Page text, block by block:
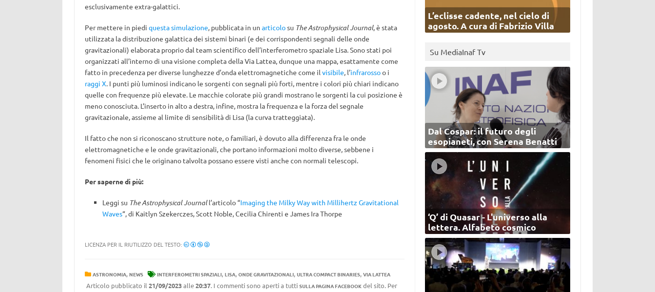
esclusivamente extra-galattici.
Per mettere in piedi questa simulazione, pubblicata in un articolosu The Astrophysical Journal, è stata
utilizzata la distribuzione galattica dei sistemi binari (e dei corrispondenti segnali delle onde
gravitazionali) elaborata proprio dal team scientifico dell’interferometro spaziale Lisa. Sono stati poi
organizzati all’interno di una visione completa della Via Lattea, dunque una mappa, esattamente come
fatto in precedenza per diverse lunghezze d’onda elettromagnetiche come il visibile, l’infrarossoo i
raggi X. I punti più luminosi indicano le sorgenti con segnali più forti, mentre i colori più chiari indicano
quelle con frequenze più elevate. Le macchie colorate più grandi mostrano le sorgenti la cui posizione è
meno conosciuta. L’inserto in alto a destra, infine, mostra la frequenza e la forza del segnale
gravitazionale, assieme al limite di sensibilità di Lisa (la curva tratteggiata).
Il fatto che non si riconoscano strutture note, o familiari, è dovuto alla differenza fra le onde
elettromagnetiche e le onde gravitazionali, che portano informazioni molto diverse, sebbene i
fenomeni fisici che le originano talvolta possano essere visti anche con normali telescopi.
Per saperne di più:
Leggi su The Astrophysical Journall’articolo “Imaging the Milky Way with Millihertz Gravitational
Waves“, di Kaitlyn Szekerczes, Scott Noble, Cecilia Chirenti e James Ira Thorpe
LICENZA PER IL RIUTILIZZO DEL TESTO:
ASTRONOMIA, NEWS INTERFEROMETRI SPAZIALI, LISA, ONDE GRAVITAZIONALI, ULTRA COMPACT BINARIES, VIA LATTEA
Articolo pubblicato il 21/09/2023alle20:37. I commenti sono aperti a tutti SULLA PAGINA FACEBOOKdel sito. Per
L’eclisse cadente, nel cielo di
agosto. A cura di Fabrizio Villa
Su MediaInaf Tv
Dal Cospar: il futuro degli
esopianeti, con Serena Benatti
‘Q’ di Quasar - L'universo alla
lettera. Alfabeto cosmico